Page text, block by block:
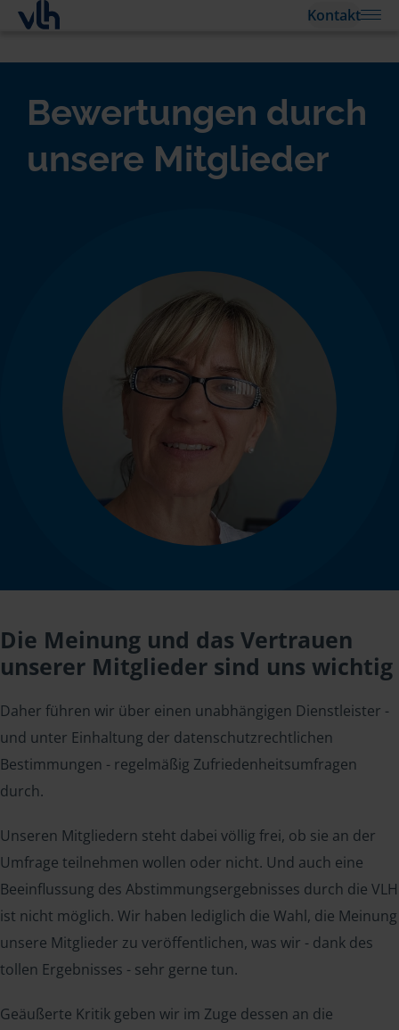
Kontakt
Bewertungen durch
unsere Mitglieder
Die Meinung und das Vertrauen
unserer Mitglieder sind uns wichtig
Daher führen wir über einen unabhängigen Dienstleister -
und unter Einhaltung der datenschutzrechtlichen
Bestimmungen - regelmäßig Zufriedenheitsumfragen
durch.
Unseren Mitgliedern steht dabei völlig frei, ob sie an der
Umfrage teilnehmen wollen oder nicht. Und auch eine
Beeinflussung des Abstimmungsergebnisses durch die VLH
ist nicht möglich. Wir haben lediglich die Wahl, die Meinung
unsere Mitglieder zu veröffentlichen, was wir - dank des
tollen Ergebnisses - sehr gerne tun.
Geäußerte Kritik geben wir im Zuge dessen an die